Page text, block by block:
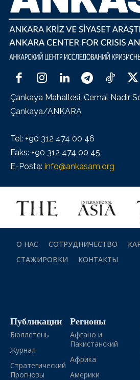
Çankaya Mahallesi, Cemal Nadir
Çankaya/ANKARA
Tel: +90 312 474 00 46
Faks: +90 312 474 00 45
E-Posta: info@ankasam.org
О НАС СОТРУДНИЧЕСТВО
СТАЖИРОВКИ
КОНТАКТЫ
Публикации
Бюллетень
Журнал
Стратегический
Прогнозы
Регионы
Афгано и
Пакистанский
Африка
Америки